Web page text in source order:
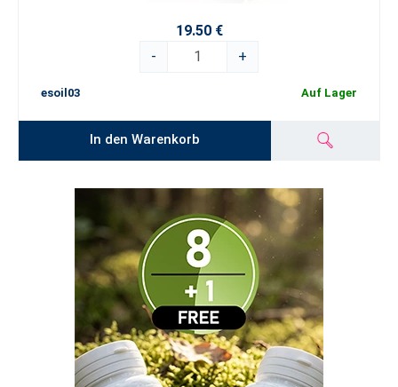
19.50 €
-
+
esoil03 Auf Lager
In den Warenkorb